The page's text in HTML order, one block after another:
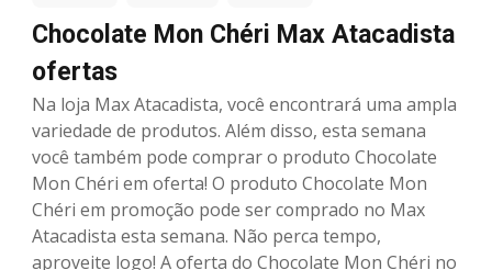
Chocolate Mon Chéri Max Atacadista
ofertas
Na loja Max Atacadista, você encontrará uma ampla
variedade de produtos. Além disso, esta semana
você também pode comprar o produto Chocolate
Mon Chéri em oferta! O produto Chocolate Mon
Chéri em promoção pode ser comprado no Max
Atacadista esta semana. Não perca tempo,
aproveite logo! A oferta do Chocolate Mon Chéri no